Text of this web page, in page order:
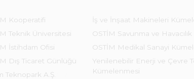
Kooperatifi
Teknik Üniversitesi
İstihdam Ofisi
Dış Ticaret Günlüğü
Teknopark A.Ş.
İş ve İnşaat Makineleri
OSTİM Savunma ve
OSTİM Medikal Sanayi
Yenilenebilir Enerji ve Çevre
Kümelenmesi